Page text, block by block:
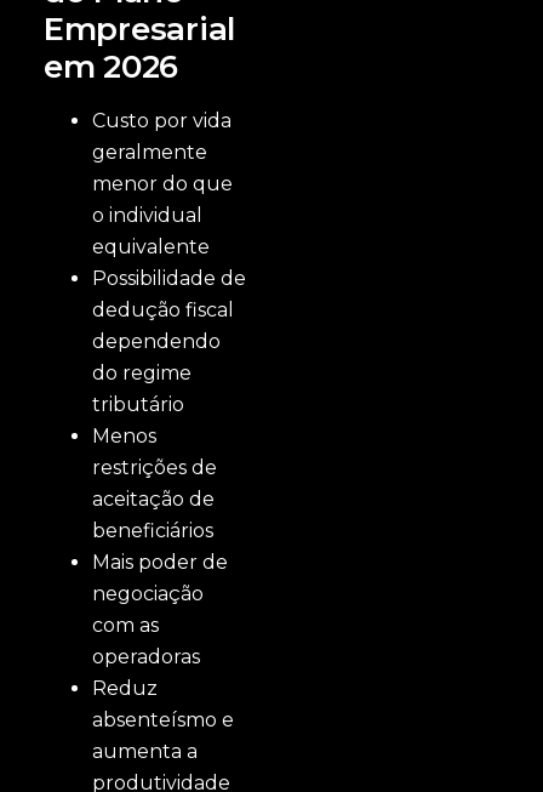
Empresarial
em 2026
Custo por vida
geralmente
menor do que
o individual
equivalente
Possibilidade de
dedução fiscal
dependendo
do regime
tributário
Menos
restrições de
aceitação de
beneficiários
Mais poder de
negociação
com as
operadoras
Reduz
absenteísmo e
aumenta a
produtividade